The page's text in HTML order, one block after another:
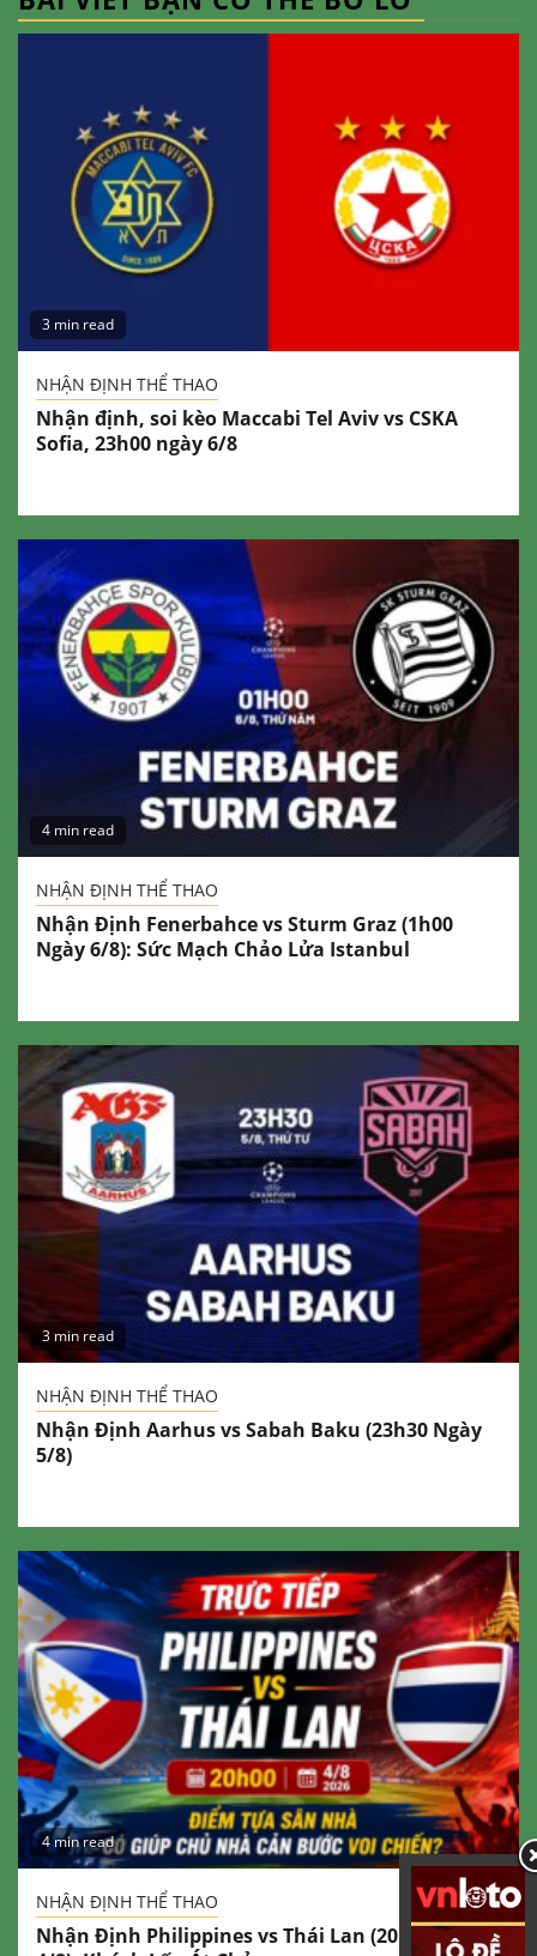
3 min read
NHẬN ĐỊNH THỂ THAO
Nhận định, soi kèo Maccabi Tel Aviv vs CSKA
Sofia, 23h00 ngày 6/8
4 min read
NHẬN ĐỊNH THỂ THAO
Nhận Định Fenerbahce vs Sturm Graz (1h00
Ngày 6/8): Sức Mạch Chảo Lửa Istanbul
3 min read
NHẬN ĐỊNH THỂ THAO
Nhận Định Aarhus vs Sabah Baku (23h30 Ngày
5/8)
4 min read
NHẬN ĐỊNH THỂ THAO
Nhận Định Philippines vs Thái Lan (20h00 Ngày